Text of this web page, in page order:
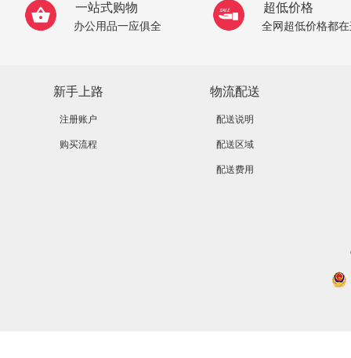
一站式购物
办公用品一应俱全
超低价格
全网超低价格都
新手上路
注册账户
购买流程
物流配送
配送说明
配送区域
配送费用